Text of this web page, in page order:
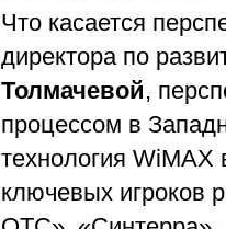
Что касается
директора по
Толмачевой,
процессом в
технология
ключевых игроков